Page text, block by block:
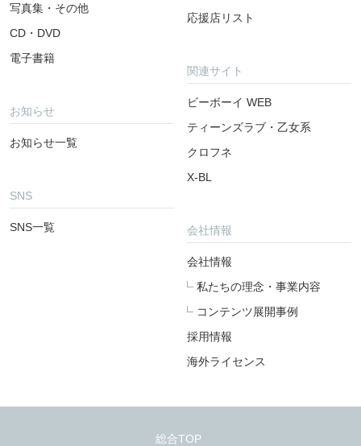
写真集・その他
CD・DVD
電子書籍
お知らせ
お知らせ一覧
SNS
SNS一覧
応援店リスト
関連サイト
ビーボーイ WEB
ティーンズラブ・乙女系
クロフネ
X-BL
会社情報
会社情報
私たちの理念・事業内容
コンテンツ展開事例
採用情報
海外ライセンス
総合TOP